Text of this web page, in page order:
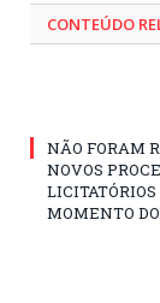
CONTEÚDO
NÃO FORAM
NOVOS
LICITATÓRIOS
MOMENTO